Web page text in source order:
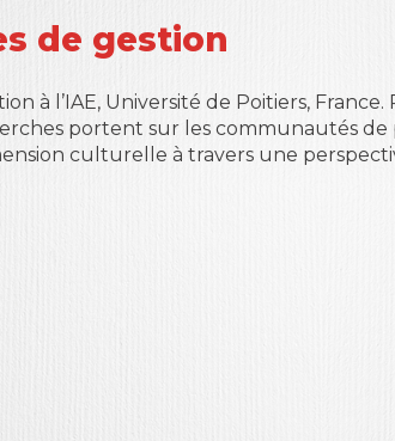
de gestion
à l’IAE, Université de Poitiers, France.
portent sur les communautés
culturelle à travers une